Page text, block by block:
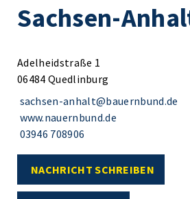
Sachsen-
Adelheidstraße 1
06484 Quedlinburg
sachsen-anhalt@bauernbund.de
www.nauernbund.de
03946 708906
NACHRICHT SCHREIBEN